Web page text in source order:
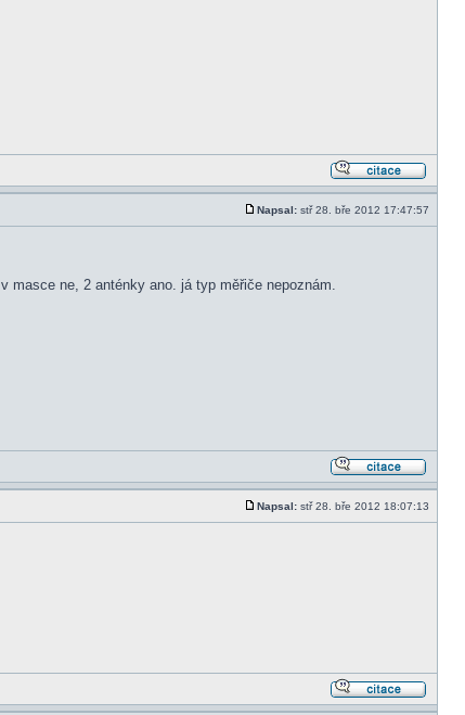
Napsal: stř 28. bře 2012 17:47:57
masce ne, 2 anténky ano. já typ měřiče nepoznám.
Napsal: stř 28. bře 2012 18:07:13